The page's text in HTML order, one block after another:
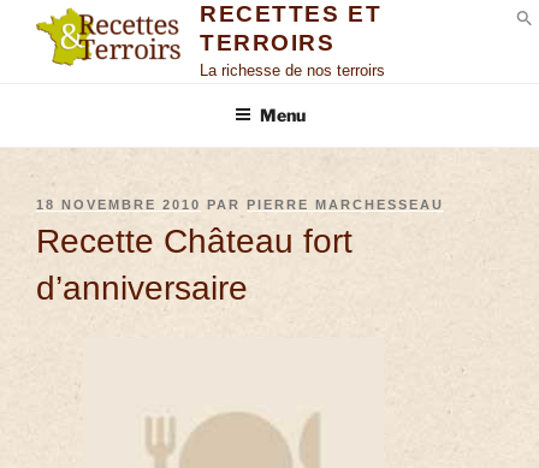
RECETTES ET
TERROIRS
La richesse de nos terroirs
Menu
18 NOVEMBRE 2010 PAR PIERRE MARCHESSEAU
Recette Château fort
d’anniversaire